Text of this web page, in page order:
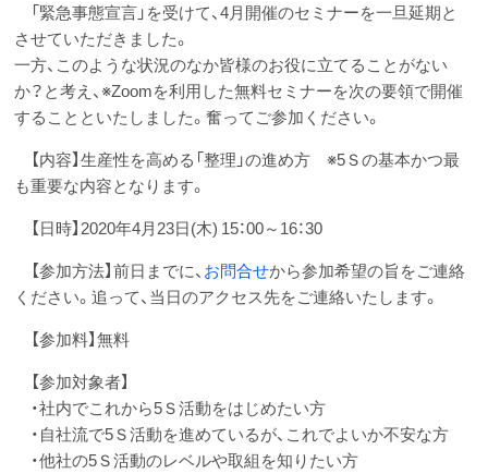
「緊急事態宣言」を受けて、4月開催のセミナーを一旦延期と
させていただきました。
一方、このような状況のなか皆様のお役に立てることがない
か？と考え、※Zoomを利用した無料セミナーを次の要領で開催
することといたしました。奮ってご参加ください。
【内容】生産性を高める「整理」の進め方 ※5Ｓの基本かつ最
も重要な内容となります。
【日時】2020年4月23日(木) 15：00～16：30
【参加方法】前日までに、お問合せから参加希望の旨をご連絡
ください。追って、当日のアクセス先をご連絡いたします。
【参加料】無料
【参加対象者】
・社内でこれから5Ｓ活動をはじめたい方
・自社流で5Ｓ活動を進めているが、これでよいか不安な方
・他社の5Ｓ活動のレベルや取組を知りたい方